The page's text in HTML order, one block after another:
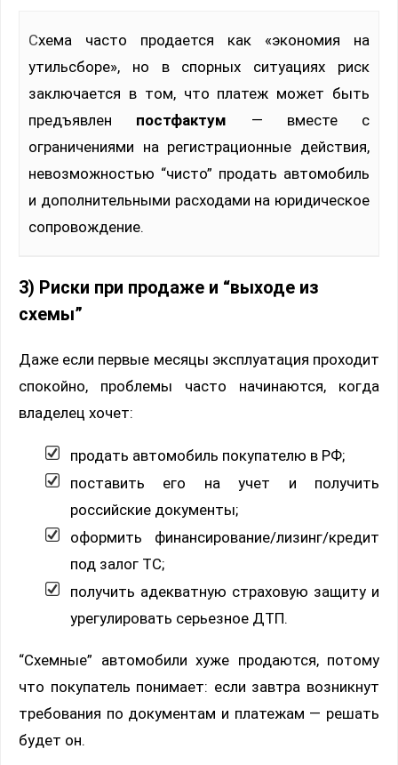
Схема часто продается как «экономия на
утильсборе», но в спорных ситуациях риск
заключается в том, что платеж может быть
предъявлен постфактум — вместе с
ограничениями на регистрационные действия,
невозможностью “чисто” продать автомобиль
и дополнительными расходами на юридическое
сопровождение.
3) Риски при продаже и “выходе из
схемы”
Даже если первые месяцы эксплуатация проходит
спокойно, проблемы часто начинаются, когда
владелец хочет:
продать автомобиль покупателю в РФ;
поставить его на учет и получить
российские документы;
оформить финансирование/лизинг/кредит
под залог ТС;
получить адекватную страховую защиту и
урегулировать серьезное ДТП.
“Схемные” автомобили хуже продаются, потому
что покупатель понимает: если завтра возникнут
требования по документам и платежам — решать
будет он.